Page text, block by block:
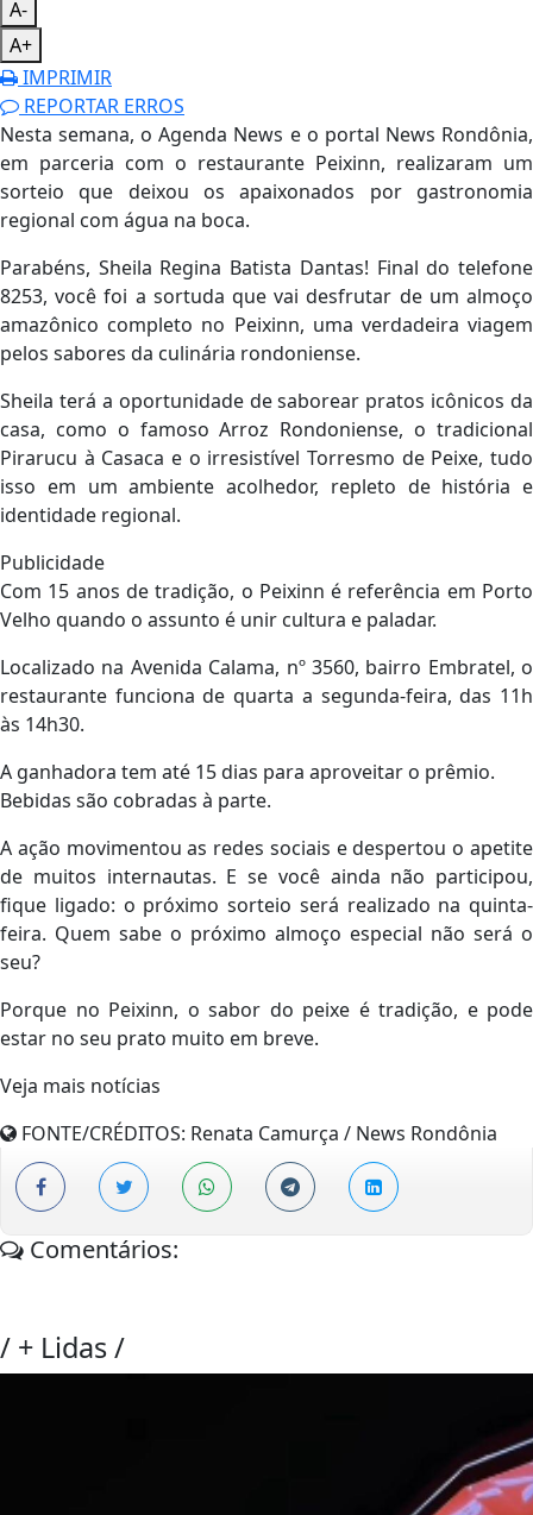
A-
A+
IMPRIMIR
REPORTAR ERROS
Nesta semana, o Agenda News e o portal News Rondônia,
em parceria com o restaurante Peixinn, realizaram um
sorteio que deixou os apaixonados por gastronomia
regional com água na boca.
Parabéns, Sheila Regina Batista Dantas! Final do telefone
8253, você foi a sortuda que vai desfrutar de um almoço
amazônico completo no Peixinn, uma verdadeira viagem
pelos sabores da culinária rondoniense.
Sheila terá a oportunidade de saborear pratos icônicos da
casa, como o famoso Arroz Rondoniense, o tradicional
Pirarucu à Casaca e o irresistível Torresmo de Peixe, tudo
isso em um ambiente acolhedor, repleto de história e
identidade regional.
Publicidade
Com 15 anos de tradição, o Peixinn é referência em Porto
Velho quando o assunto é unir cultura e paladar.
Localizado na Avenida Calama, nº 3560, bairro Embratel, o
restaurante funciona de quarta a segunda-feira, das 11h
às 14h30.
A ganhadora tem até 15 dias para aproveitar o prêmio.
Bebidas são cobradas à parte.
A ação movimentou as redes sociais e despertou o apetite
de muitos internautas. E se você ainda não participou,
fique ligado: o próximo sorteio será realizado na quinta-
feira. Quem sabe o próximo almoço especial não será o
seu?
Porque no Peixinn, o sabor do peixe é tradição, e pode
estar no seu prato muito em breve.
Veja mais notícias
FONTE/CRÉDITOS: Renata Camurça / News Rondônia
Comentários:
/ + Lidas/